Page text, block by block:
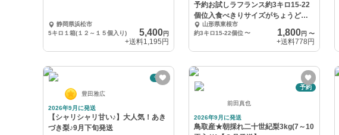
静岡県浜松市
5キロ１箱(１２～１５個入り)
5,400円
+送料1,195円
予約お試しラフランス約3キロ15-22
個位入食べきりサイズがちょうど良
い❗️山形県東根市
約3キロ15-22個位 〜 1,800円 〜
+送料778円
予約
豊田雅広
2026年9月に発送
【シャリシャリ甘い♪】大人気！あき
づき梨♪9月下旬発送
予約
前田真也
2026年9月に発送
鳥取産★朝採れ二十世紀梨3kg(7～10